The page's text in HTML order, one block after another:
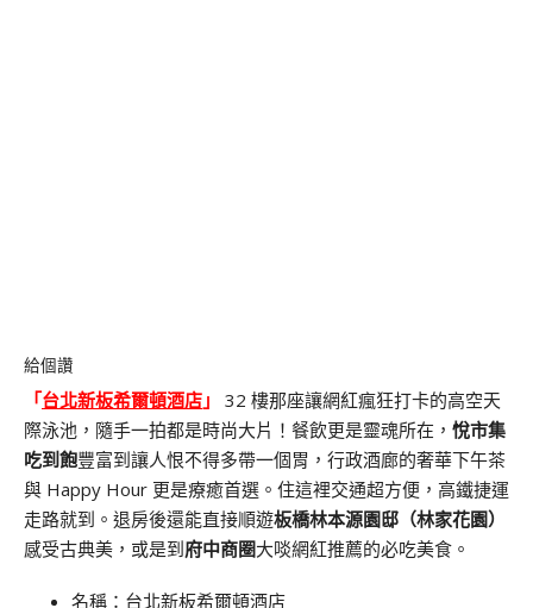
給個讚
「台北新板希爾頓酒店 」
32 樓那座讓網紅瘋狂打卡的高空天
際泳池，隨手一拍都是時尚大片！餐飲更是靈魂所在， 悅市集
吃到飽豐富到讓人恨不得多帶一個胃，行政酒廊的奢華下午茶
與 Happy Hour 更是療癒首選。住這裡交通超方便，高鐵捷運
走路就到。退房後還能直接順遊板橋林本源園邸（林家花園）
感受古典美，或是到府中商圈大啖網紅推薦的必吃美食。
名稱：台北新板希爾頓酒店